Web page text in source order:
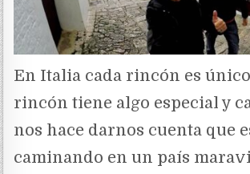
En Italia cada rincón es
rincón tiene algo especial y
nos hace darnos cuenta que
caminando en un país